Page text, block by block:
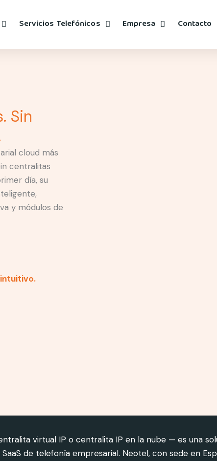
Servicios Telefónicos Empresa Contacto
Sin
cloud más
centralitas
día, su
y módulos de
virtual IP o centralita IP en la nube — es una
de telefonía empresarial. Neotel, con sede en